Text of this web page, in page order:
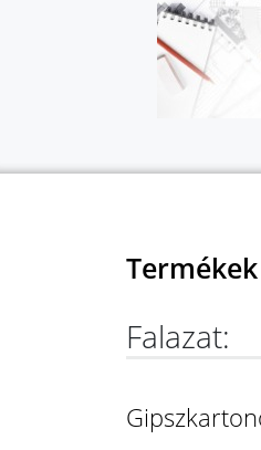
Termékek
Falazat: